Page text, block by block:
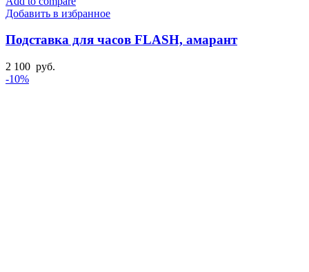
Добавить в избранное
Подставка для часов FLASH, амарант
2 100 руб.
-10%